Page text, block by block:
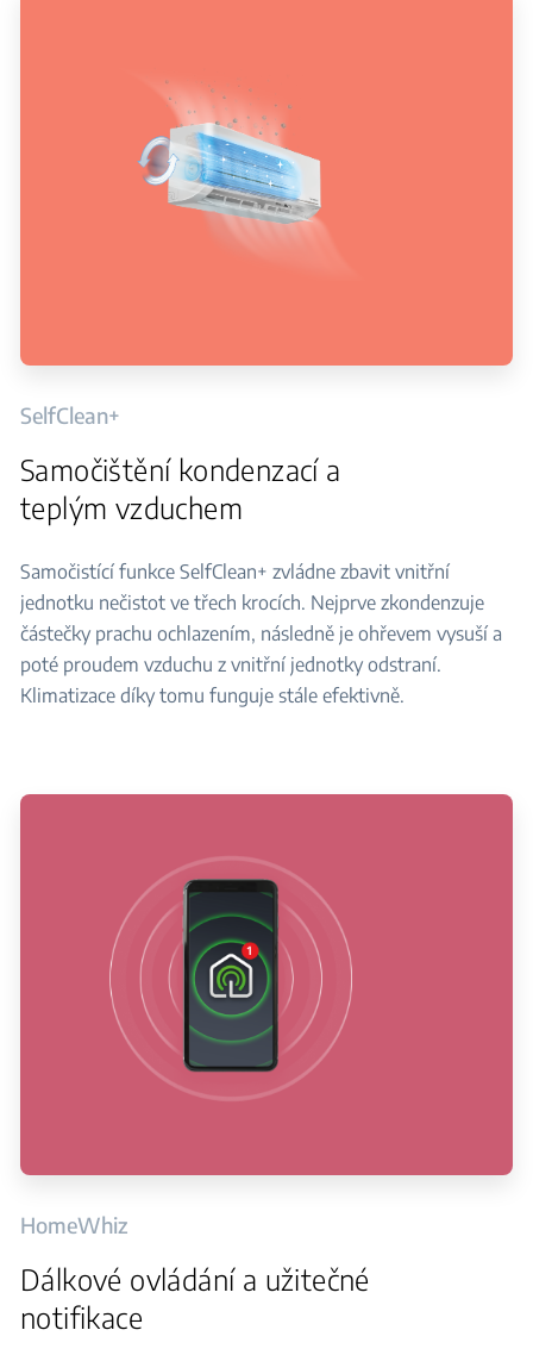
SelfClean+
Samočištění kondenzací a
teplým vzduchem
Samočistící funkce SelfClean+ zvládne zbavit vnitřní
jednotku nečistot ve třech krocích. Nejprve zkondenzuje
částečky prachu ochlazením, následně je ohřevem vysuší a
poté proudem vzduchu z vnitřní jednotky odstraní.
Klimatizace díky tomu funguje stále efektivně.
HomeWhiz
Dálkové ovládání a užitečné
notifikace